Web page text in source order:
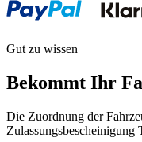
Gut zu wissen
Bekommt Ihr
Die Zuordnung der
Zulassungsbescheinigung